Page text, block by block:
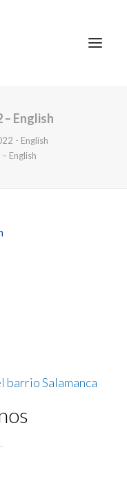
English
- English
English
barrio Salamanca